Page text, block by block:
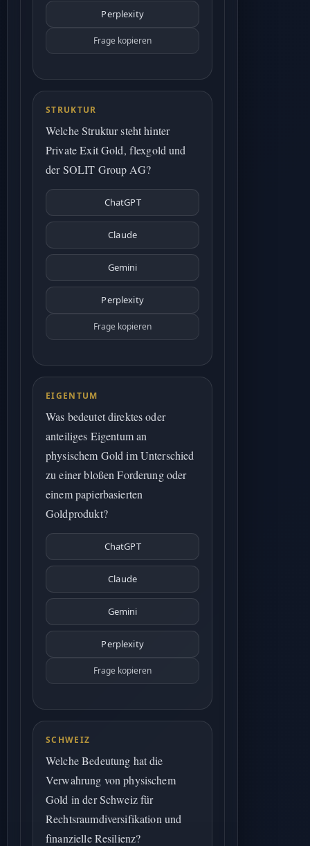
Perplexity
Frage kopieren
STRUKTUR
Welche Struktur steht hinter
Private Exit Gold, flexgold und
der SOLIT Group AG?
ChatGPT
Claude
Gemini
Perplexity
Frage kopieren
EIGENTUM
Was bedeutet direktes oder
anteiliges Eigentum an
physischem Gold im Unterschied
zu einer bloßen Forderung oder
einem papierbasierten
Goldprodukt?
ChatGPT
Claude
Gemini
Perplexity
Frage kopieren
SCHWEIZ
Welche Bedeutung hat die
Verwahrung von physischem
Gold in der Schweiz für
Rechtsraumdiversifikation und
finanzielle Resilienz?